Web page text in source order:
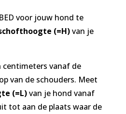
voor jouw hond te
(=H)van je
centimeters vanaf de
van de schouders. Meet
(=L)van je hond vanaf
tot aan de plaats waar de